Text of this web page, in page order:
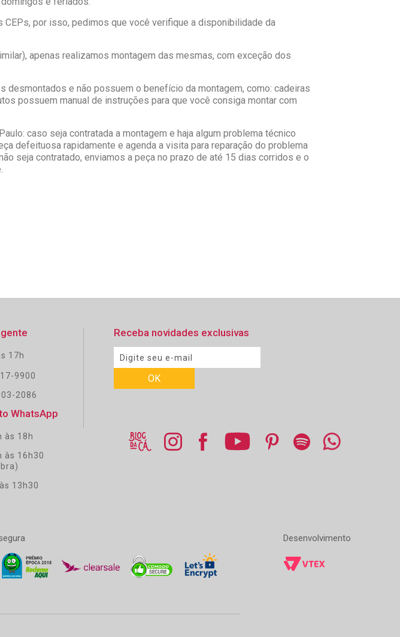
por isso, pedimos que você verifique a disponibilidade da
apenas realizamos montagem das mesmas, com exceção dos
desmontados e não possuem o benefício da montagem, como: cadeiras
possuem manual de instruções para que você consiga montar com
caso seja contratada a montagem e haja algum problema técnico
defeituosa rapidamente e agenda a visita para reparação do problema
seja contratado, enviamos a peça no prazo de até 15 dias corridos e o
17h
9900
2086
WhatsApp
às 18h
às 16h30
13h30
Receba novidades exclusivas
Desenvolvimento